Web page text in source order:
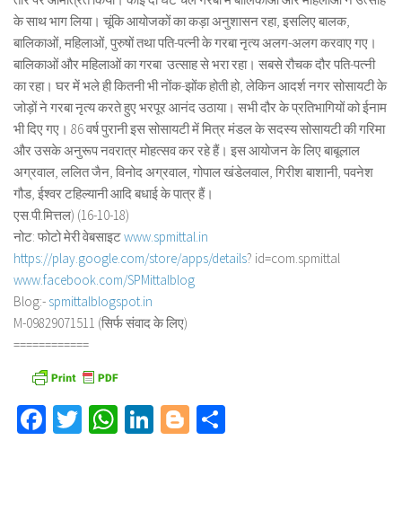
के साथ भाग लिया। चूंकि आयोजकों का कड़ा अनुशासन रहा, इसलिए बालक,
बालिकाओं, महिलाओं, पुरुषों तथा पति-पत्नी के गरबा नृत्य अलग-अलग करवाए गए।
बालिकाओं और महिलाओं का गरबा उत्साह से भरा रहा। सबसे रौचक दौर पति-पत्नी
का रहा। घर में भले ही कितनी भी नोंक-झोंक होती हो, लेकिन आदर्श नगर सोसायटी के
जोड़ों ने गरबा नृत्य करते हुए भरपूर आनंद उठाया। सभी दौर के प्रतिभागियों को ईनाम
भी दिए गए। 86 वर्ष पुरानी इस सोसायटी में मित्र मंडल के सदस्य सोसायटी की गरिमा
और उसके अनुरूप नवरात्र मोहत्सव कर रहे हैं। इस आयोजन के लिए बाबूलाल
अग्रवाल, ललित जैन, विनोद अग्रवाल, गोपाल खंडेलवाल, गिरीश बाशानी, पवनेश
गौड, ईश्वर टहिल्यानी आदि बधाई के पात्र हैं।
एस.पी.मित्तल) (16-10-18)
नोट: फोटो मेरी वेबसाइटwww.spmittal.in
https://play.google.com/store/apps/details? id=com.spmittal
www.facebook.com/SPMittalblog
Blog:- spmittalblogspot.in
M-09829071511 (सिर्फ संवाद के लिए)
============
Facebook
TwitterWhatsApp
LinkedIn
Blogger